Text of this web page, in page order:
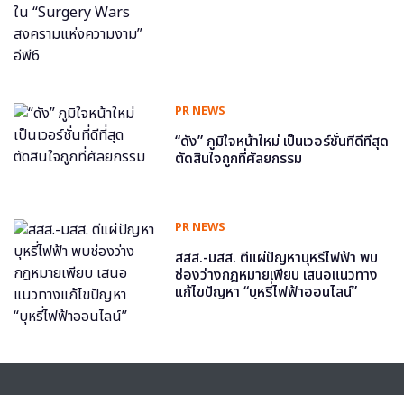
PR NEWS
“ดัง” ภูมิใจหน้าใหม่ เป็นเวอร์ชั่นที่ดีที่สุด
ตัดสินใจถูกที่ศัลยกรรม
PR NEWS
สสส.-มสส. ตีแผ่ปัญหาบุหรี่ไฟฟ้า พบ
ช่องว่างกฎหมายเพียบ เสนอแนวทาง
แก้ไขปัญหา “บุหรี่ไฟฟ้าออนไลน์”